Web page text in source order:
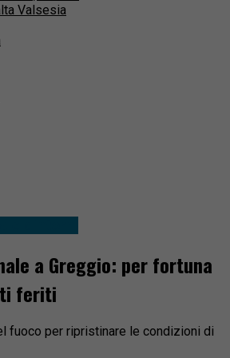
Valsesia
a Greggio: per fortuna
feriti
fuoco per ripristinare le condizioni di